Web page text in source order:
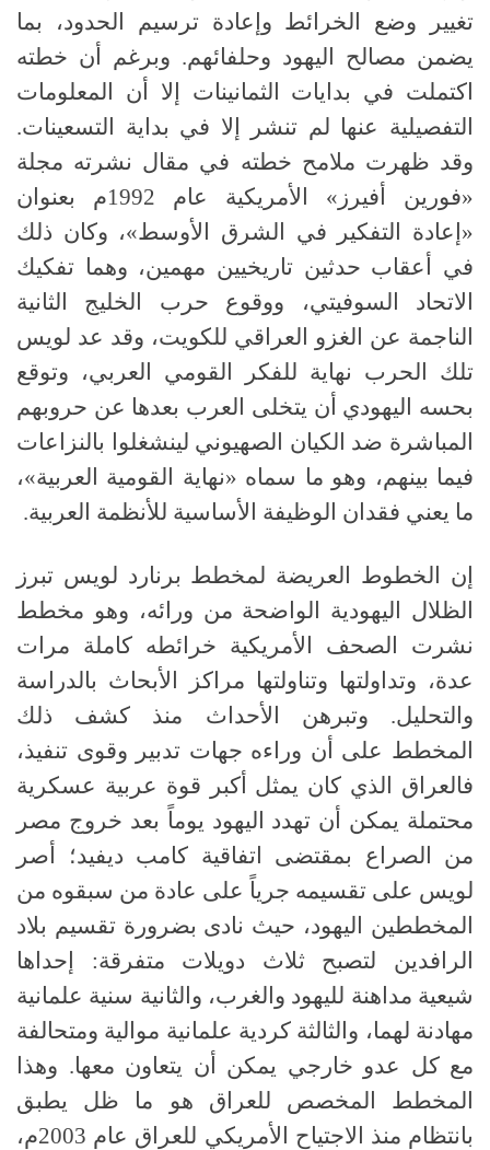
تغيير وضع الخرائط وإعادة ترسيم الحدود، بما
يضمن مصالح اليهود وحلفائهم. وبرغم أن خطته
اكتملت في بدايات الثمانينات إلا أن المعلومات
التفصيلية عنها لم تنشر إلا في بداية التسعينات.
وقد ظهرت ملامح خطته في مقال نشرته مجلة
«فورين أفيرز» الأمريكية عام
م بعنوان
«إعادة التفكير في الشرق الأوسط»، وكان ذلك
في أعقاب حدثين تاريخيين مهمين، وهما تفكيك
الاتحاد السوفيتي، ووقوع حرب الخليج الثانية
الناجمة عن الغزو العراقي للكويت، وقد عد لويس
تلك الحرب نهاية للفكر القومي العربي، وتوقع
بحسه اليهودي أن يتخلى العرب بعدها عن حروبهم
المباشرة ضد الكيان الصهيوني لينشغلوا بالنزاعات
فيما بينهم، وهو ما سماه «نهاية القومية العربية»،
ما يعني فقدان الوظيفة الأساسية للأنظمة العربية.
إن الخطوط العريضة لمخطط برنارد لويس تبرز
الظلال اليهودية الواضحة من ورائه، وهو مخطط
نشرت الصحف الأمريكية خرائطه كاملة مرات
عدة، وتداولتها وتناولتها مراكز الأبحاث بالدراسة
والتحليل. وتبرهن الأحداث منذ كشف ذلك
المخطط على أن وراءه جهات تدبير وقوى تنفيذ،
فالعراق الذي كان يمثل أكبر قوة عربية عسكرية
محتملة يمكن أن تهدد اليهود يوماً بعد خروج مصر
من الصراع بمقتضى اتفاقية كامب ديفيد؛ أصر
لويس على تقسيمه جرياً على عادة من سبقوه من
المخططين اليهود، حيث نادى بضرورة تقسيم بلاد
الرافدين لتصبح ثلاث دويلات متفرقة:
إحداها
شيعية مداهنة لليهود والغرب، والثانية سنية علمانية
مهادنة لهما، والثالثة كردية علمانية موالية ومتحالفة
مع كل عدو خارجي يمكن أن يتعاون معها. وهذا
المخطط المخصص للعراق هو ما ظل يطبق
بانتظام منذ الاجتياح الأمريكي للعراق عام
م،